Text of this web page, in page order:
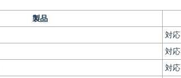
製品
対応
対応
対応